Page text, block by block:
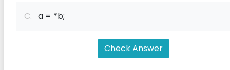
C. a = *b;
Check Answer